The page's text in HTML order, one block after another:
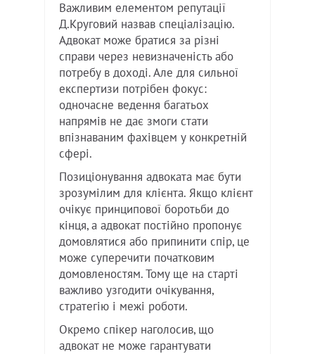
Важливим елементом репутації
Д.Круговий назвав спеціалізацію.
Адвокат може братися за різні
справи через невизначеність або
потребу в доході. Але для сильної
експертизи потрібен фокус:
одночасне ведення багатьох
напрямів не дає змоги стати
впізнаваним фахівцем у конкретній
сфері.
Позиціонування адвоката має бути
зрозумілим для клієнта. Якщо клієнт
очікує принципової боротьби до
кінця, а адвокат постійно пропонує
домовлятися або припинити спір, це
може суперечити початковим
домовленостям. Тому ще на старті
важливо узгодити очікування,
стратегію і межі роботи.
Окремо спікер наголосив, що
адвокат не може гарантувати